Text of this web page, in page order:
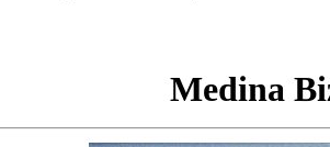
Medina